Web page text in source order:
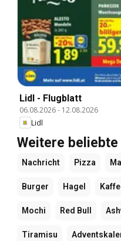
Lidl - Flugblatt
06.08.2026- 12.08.2026
Lidl
Weitere
Nachricht Pizza
Burger Hagel
Mochi Red Bull
Tiramisu